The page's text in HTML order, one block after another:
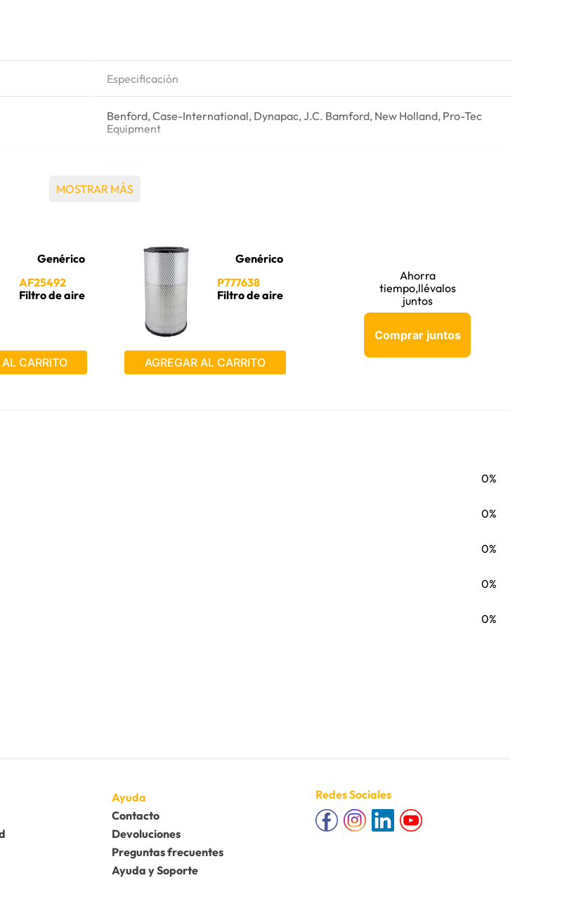
Especificación
Benford, Case-International, Dynapac, J.C. Bamford, New Holland, Pro-Tec
Equipment
Filtro de aire
MOSTRAR MÁS
Genérico
AF25492
Filtro de aire
CARRITO
Genérico
P777638
Filtro de aire
AGREGAR AL CARRITO
Ahorra
tiempo,llévalos
juntos
Comprar juntos
0%
0%
0%
0%
0%
Ayuda
Contacto
Devoluciones
Preguntas frecuentes
Ayuda y Soporte
Redes Sociales